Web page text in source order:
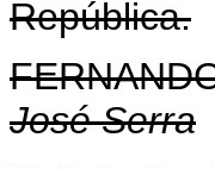
República.
José Serra